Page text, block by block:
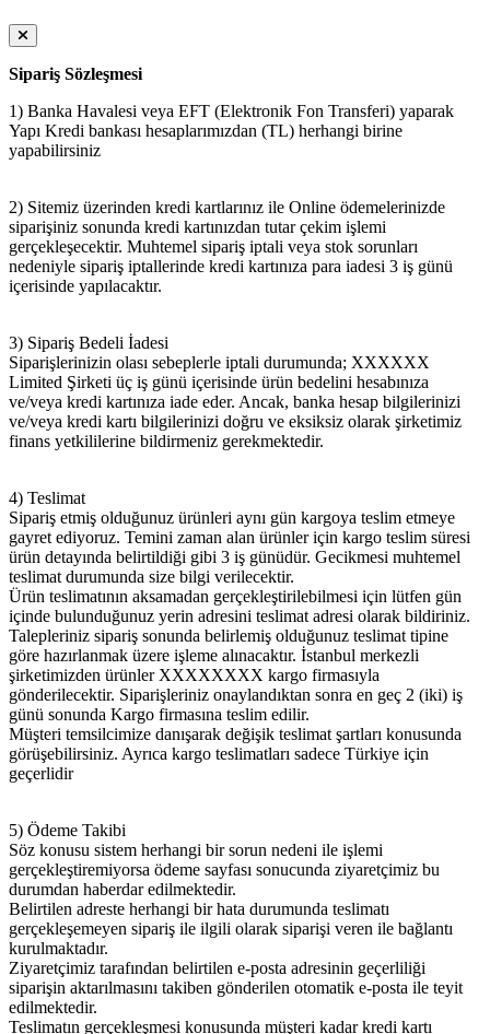
Sipariş Sözleşmesi
1) Banka Havalesi veya EFT (Elektronik Fon Transferi) yaparak
Yapı Kredi bankası hesaplarımızdan (TL) herhangi birine
yapabilirsiniz
2) Sitemiz üzerinden kredi kartlarınız ile Online ödemelerinizde
siparişiniz sonunda kredi kartınızdan tutar çekim işlemi
gerçekleşecektir. Muhtemel sipariş iptali veya stok sorunları
nedeniyle sipariş iptallerinde kredi kartınıza para iadesi 3 iş günü
içerisinde yapılacaktır.
3) Sipariş Bedeli İadesi
Siparişlerinizin olası sebeplerle iptali durumunda; XXXXXX
Limited Şirketi üç iş günü içerisinde ürün bedelini hesabınıza
ve/veya kredi kartınıza iade eder. Ancak, banka hesap bilgilerinizi
ve/veya kredi kartı bilgilerinizi doğru ve eksiksiz olarak şirketimiz
finans yetkililerine bildirmeniz gerekmektedir.
4) Teslimat
Sipariş etmiş olduğunuz ürünleri aynı gün kargoya teslim etmeye
gayret ediyoruz. Temini zaman alan ürünler için kargo teslim süresi
ürün detayında belirtildiği gibi 3 iş günüdür. Gecikmesi muhtemel
teslimat durumunda size bilgi verilecektir.
Ürün teslimatının aksamadan gerçekleştirilebilmesi için lütfen gün
içinde bulunduğunuz yerin adresini teslimat adresi olarak bildiriniz.
Talepleriniz sipariş sonunda belirlemiş olduğunuz teslimat tipine
göre hazırlanmak üzere işleme alınacaktır. İstanbul merkezli
şirketimizden ürünler XXXXXXXX kargo firmasıyla
gönderilecektir. Siparişleriniz onaylandıktan sonra en geç 2 (iki) iş
günü sonunda Kargo firmasına teslim edilir.
Müşteri temsilcimize danışarak değişik teslimat şartları konusunda
görüşebilirsiniz. Ayrıca kargo teslimatları sadece Türkiye için
geçerlidir
5) Ödeme Takibi
Söz konusu sistem herhangi bir sorun nedeni ile işlemi
gerçekleştiremiyorsa ödeme sayfası sonucunda ziyaretçimiz bu
durumdan haberdar edilmektedir.
Belirtilen adreste herhangi bir hata durumunda teslimatı
gerçekleşemeyen sipariş ile ilgili olarak siparişi veren ile bağlantı
kurulmaktadır.
Ziyaretçimiz tarafından belirtilen e-posta adresinin geçerliliği
siparişin aktarılmasını takiben gönderilen otomatik e-posta ile teyit
edilmektedir.
Teslimatın gerçekleşmesi konusunda müşteri kadar kredi kartı